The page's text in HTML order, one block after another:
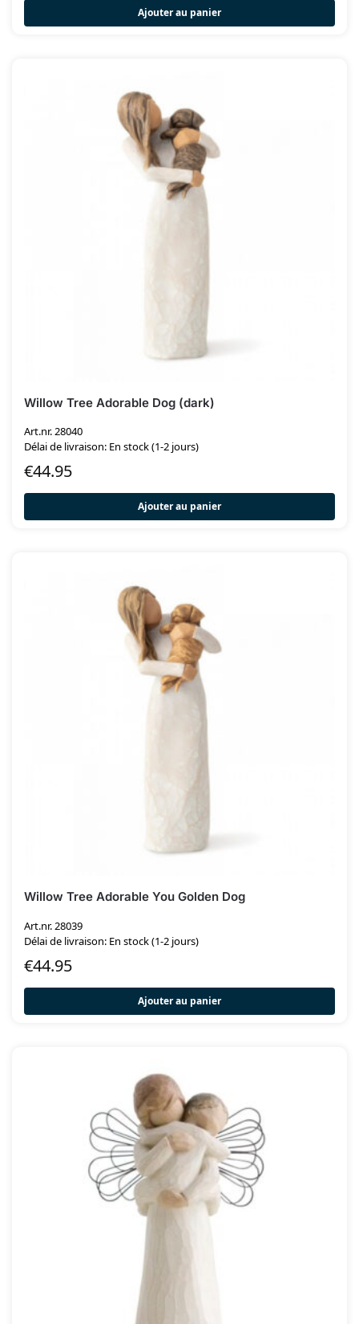
Ajouter au panier
Willow Tree Adorable Dog (dark)
Art.nr. 28040
Délai de livraison: En stock (1-2 jours)
€44.95
Ajouter au panier
Willow Tree Adorable You Golden Dog
Art.nr. 28039
Délai de livraison: En stock (1-2 jours)
€44.95
Ajouter au panier